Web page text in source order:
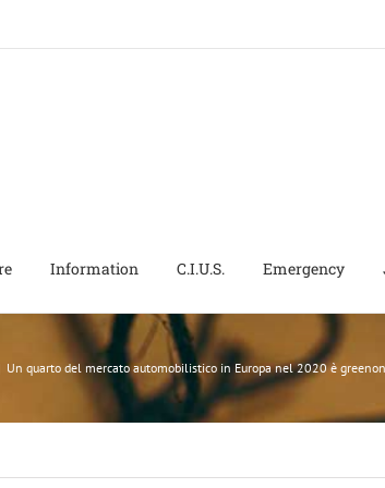
Information C.I.U.S. Emergency
Un quarto del mercato automobilistico in Europa nel 2020 è